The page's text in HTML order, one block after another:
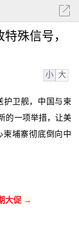
殊信号，
小 大
护卫舰，中国与柬
的一项举措，让美
柬埔寨彻底倒向中
大促 →